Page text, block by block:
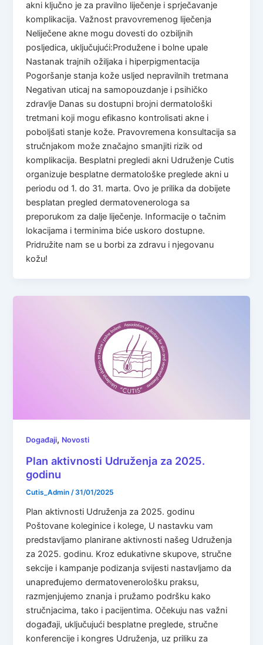
akni ključno je za pravilno liječenje i sprječavanje
komplikacija. Važnost pravovremenog liječenja
Neliječene akne mogu dovesti do ozbiljnih
posljedica, uključujući:Produžene i bolne upale
Nastanak trajnih ožiljaka i hiperpigmentacija
Pogoršanje stanja kože usljed nepravilnih tretmana
Negativan uticaj na samopouzdanje i psihičko
zdravlje Danas su dostupni brojni dermatološki
tretmani koji mogu efikasno kontrolisati akne i
poboljšati stanje kože. Pravovremena konsultacija sa
stručnjakom može značajno smanjiti rizik od
komplikacija. Besplatni pregledi akni Udruženje Cutis
organizuje besplatne dermatološke preglede akni u
periodu od 1. do 31. marta. Ovo je prilika da dobijete
besplatan pregled dermatovenerologa sa
preporukom za dalje liječenje. Informacije o tačnim
lokacijama i terminima biće uskoro dostupne.
Pridružite nam se u borbi za zdravu i njegovanu
kožu!
Događaji, Novosti
Plan aktivnosti Udruženja za 2025.
godinu
Cutis_Admin/31/01/2025
Plan aktivnosti Udruženja za 2025. godinu
Poštovane koleginice i kolege, U nastavku vam
predstavljamo planirane aktivnosti našeg Udruženja
za 2025. godinu. Kroz edukativne skupove, stručne
sekcije i kampanje podizanja svijesti nastavljamo da
unapređujemo dermatovenerološku praksu,
razmjenjujemo znanja i pružamo podršku kako
stručnjacima, tako i pacijentima. Očekuju nas važni
događaji, uključujući besplatne preglede, stručne
konferencije i kongres Udruženja, uz priliku za